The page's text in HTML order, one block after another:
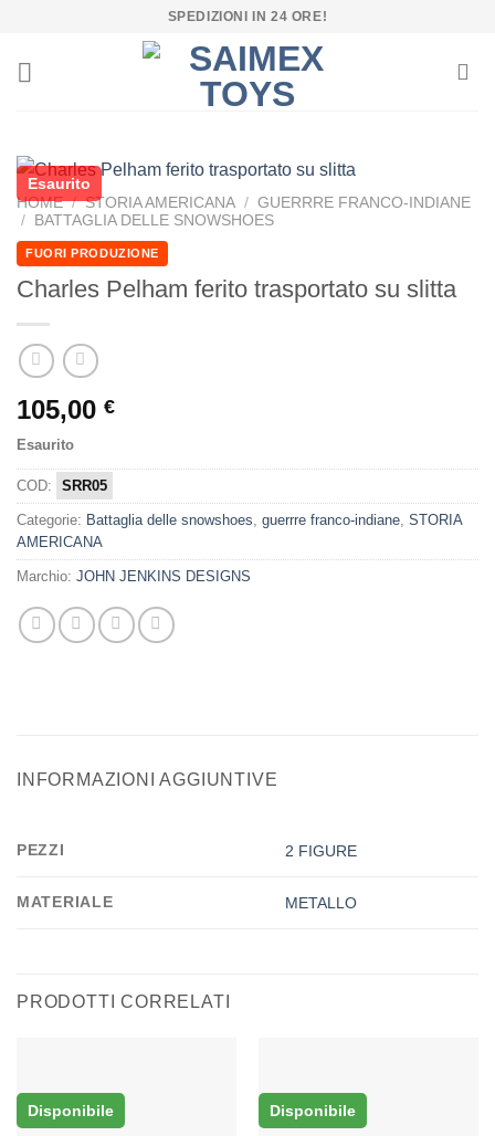
contenuti
SPEDIZIONI IN 24 ORE!
Esaurito
HOME / STORIA AMERICANA / GUERRRE FRANCO-INDIANE
/
BATTAGLIA DELLE SNOWSHOES
FUORI PRODUZIONE
Charles Pelham ferito trasportato su slitta
105,00 €
Esaurito
COD: SRR05
Categorie: Battaglia delle snowshoes guerrre franco-indiane STORIA
AMERICANA
Marchio: JOHN JENKINS DESIGNS
INFORMAZIONI AGGIUNTIVE
PEZZI 2 FIGURE
MATERIALE METALLO
PRODOTTI CORRELATI
Disponibile Disponibile